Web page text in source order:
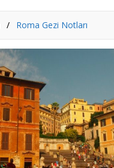
/ Roma Gezi Notları